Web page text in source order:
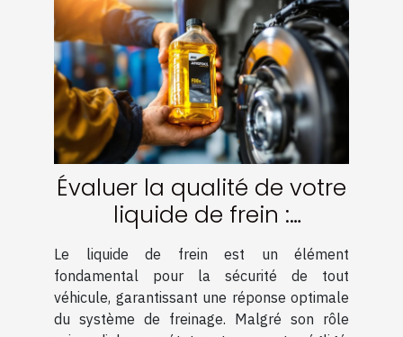
Évaluer la qualité de votre
liquide de frein :
Techniques et conseils
Le liquide de frein est un élément
fondamental pour la sécurité de tout
véhicule, garantissant une réponse optimale
du système de freinage. Malgré son rôle